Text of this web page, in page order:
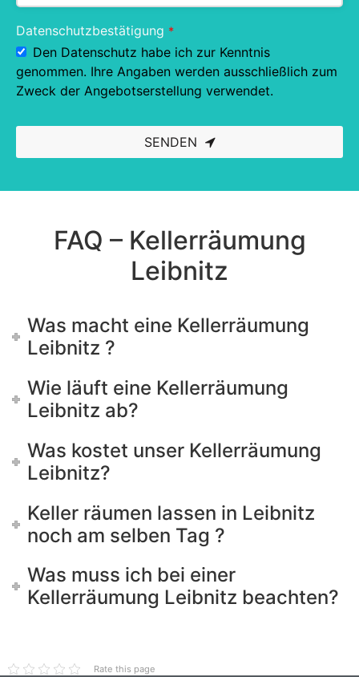
Datenschutzbestätigung *
Den Datenschutz habe ich zur Kenntnis
genommen. Ihre Angaben werden ausschließlich zum
Zweck der Angebotserstellung verwendet.
SENDEN
should
FAQ – Kellerräumung
Leibnitz
Was macht eine Kellerräumung
Leibnitz ?
Wie läuft eine Kellerräumung
Leibnitz ab?
Was kostet unser Kellerräumung
Leibnitz?
Keller räumen lassen in Leibnitz
noch am selben Tag ?
Was muss ich bei einer
Kellerräumung Leibnitz beachten?
Rate this page